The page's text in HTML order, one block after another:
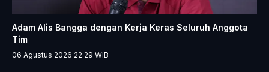
Adam Alis Bangga dengan Kerja Keras Seluruh Anggota
Tim
06 Agustus 2026 22:29 WIB